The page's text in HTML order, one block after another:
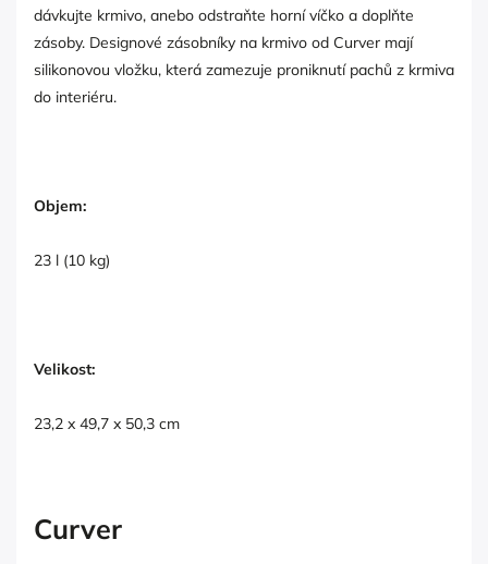
dávkujte krmivo, anebo odstraňte horní víčko a doplňte
zásoby. Designové zásobníky na krmivo od Curver mají
silikonovou vložku, která zamezuje proniknutí pachů z krmiva
do interiéru.
Objem:
23 l (10 kg)
Velikost:
23,2 x 49,7 x 50,3 cm
Curver